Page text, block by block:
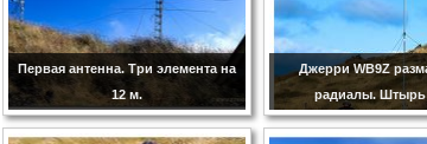
Первая антенна. Три элемента на
12 м.
Джерри WB9Z
радиалы. Штырь